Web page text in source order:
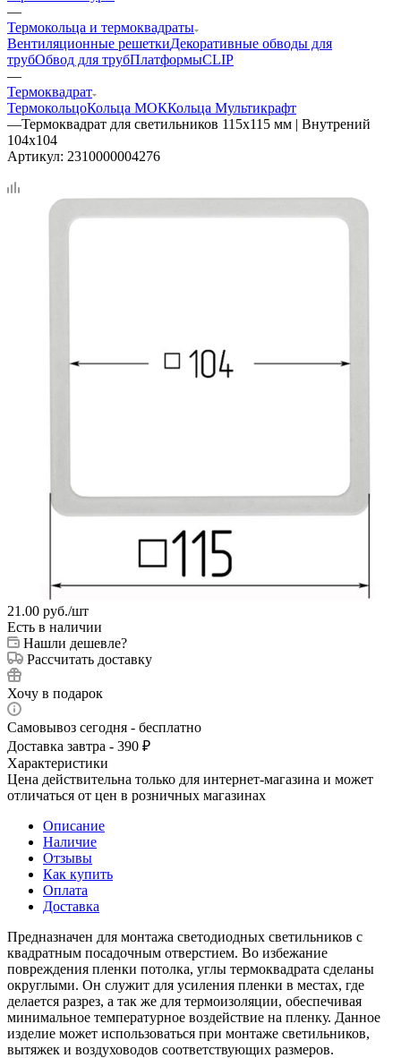
—
Термокольца и термоквадраты
Вентиляционные решеткиДекоративные обводы для
трубОбвод для трубПлатформыCLIP
—
Термоквадрат
ТермокольцоКольца МОККольца Мультикрафт
—Термоквадрат для светильников 115х115 мм | Внутрений
104х104
Артикул: 2310000004276
21.00 руб./шт
Есть в наличии
Нашли дешевле?
Рассчитать доставку
Хочу в подарок
Самовывоз сегодня - бесплатно
Доставка завтра - 390 ₽
Характеристики
Цена действительна только для интернет-магазина и может
отличаться от цен в розничных магазинах
Описание
Наличие
Отзывы
Как купить
Оплата
Доставка
Предназначен для монтажа светодиодных светильников с
квадратным посадочным отверстием. Во избежание
повреждения пленки потолка, углы термоквадрата сделаны
округлыми. Он служит для усиления пленки в местах, где
делается разрез, а так же для термоизоляции, обеспечивая
минимальное температурное воздействие на пленку. Данное
изделие может использоваться при монтаже светильников,
вытяжек и воздуховодов соответствующих размеров.